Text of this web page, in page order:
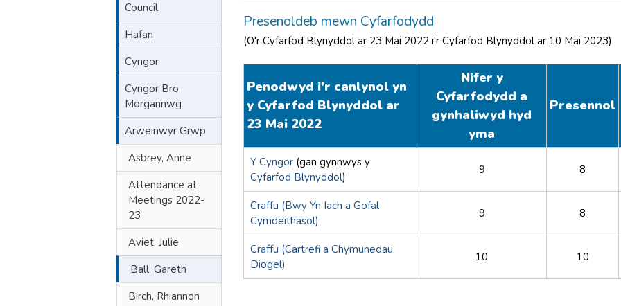
Council
Hafan
Cyngor
Cyngor Bro
Morgannwg
Arweinwyr Grwp
Asbrey, Anne
Attendance at
Meetings 2022-
23
Aviet, Julie
Ball, Gareth
Birch, Rhiannon
Presenoldeb mewn Cyfarfodydd
(O'r Cyfarfod Blynyddol ar 23 Mai 2022 i'r Cyfarfod Blynyddol ar 10 Mai 2023)
Penodwyd i'r canlynol yn
y Cyfarfod Blynyddol ar
23 Mai 2022
Nifer y
Cyfarfodydd a
gynhaliwyd hyd
yma
Presennol
Y Cyngor (gan gynnwys y
Cyfarfod Blynyddol)
9 8
Craffu (Bwy Yn Iach a Gofal
Cymdeithasol)
9 8
Craffu (Cartrefi a Chymunedau
Diogel)
10 10